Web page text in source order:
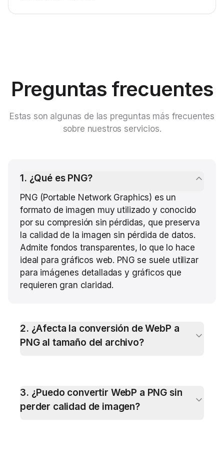
Preguntas frecuentes
Estas son algunas de las preguntas más frecuentes
sobre nuestros servicios.
1. ¿Qué es PNG?
PNG (Portable Network Graphics) es un
formato de imagen muy utilizado y conocido
por su compresión sin pérdidas, que preserva
la calidad de la imagen sin pérdida de datos.
Admite fondos transparentes, lo que lo hace
ideal para gráficos web. PNG se suele utilizar
para imágenes detalladas y gráficos que
requieren gran claridad.
2. ¿Afecta la conversión de WebP a
PNG al tamaño del archivo?
3. ¿Puedo convertir WebP a PNG sin
perder calidad de imagen?